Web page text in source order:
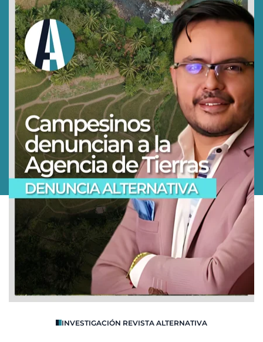
INVESTIGACIÓN REVISTA ALTERNATIVA